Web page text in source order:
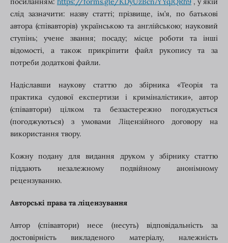
слід зазначити: назву статті; прізвище, ім’я, по батькові
автора (співавторів) українською та англійською; науковий
ступінь; учене звання; посаду; місце роботи та інші
відомості, а також прикріпити файл рукопису та за
потреби додаткові файли.
Надіславши наукову статтю до збірника «Теорія та
практика судової експертизи і криміналістики», автор
(співавтори) цілком та беззастережно погоджується
(погоджуються) з умовами Ліцензійного договору на
використання твору.
Кожну подану для видання друком у збірнику статтю
піддають незалежному подвійному анонімному
рецензуванню.
Авторські права та ліцензування
Автор (співавтори) несе (несуть) відповідальність за
достовірність викладеного матеріалу, належність